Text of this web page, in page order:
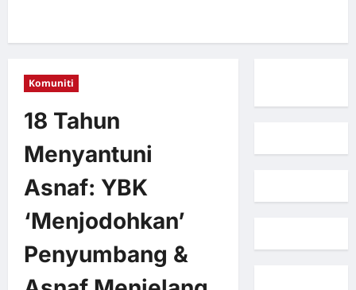
Komuniti
18 Tahun
Menyantuni
Asnaf: YBK
‘Menjodohkan’
Penyumbang &